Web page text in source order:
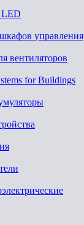
управления
вентиляторов
for Buildings